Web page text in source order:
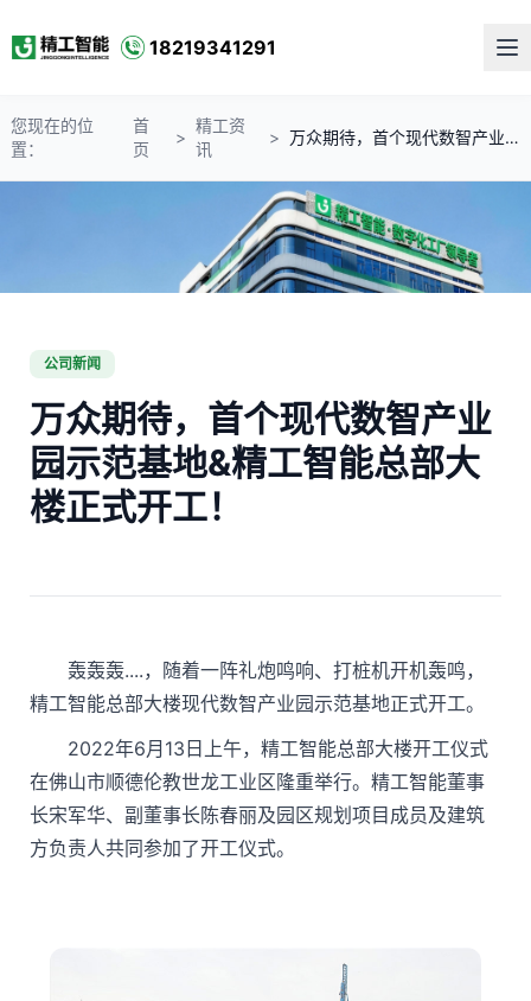
18219341291
您现在的位
置：
首
页
>
精工资
讯
> 万众期待，首个现代数智产业园示范基地&精工智能总部大楼正式开工！
公司新闻
万众期待，首个现代数智产业
园示范基地&精工智能总部大
楼正式开工！
轰轰轰....，随着一阵礼炮鸣响、打桩机开机轰鸣，
精工智能总部大楼现代数智产业园示范基地正式开工。
2022年6月13日上午，精工智能总部大楼开工仪式
在佛山市顺德伦教世龙工业区隆重举行。精工智能董事
长宋军华、副董事长陈春丽及园区规划项目成员及建筑
方负责人共同参加了开工仪式。